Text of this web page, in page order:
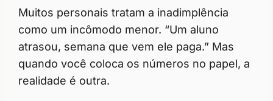
Muitos personais tratam a inadimplência
como um incômodo menor. “Um aluno
atrasou, semana que vem ele paga.” Mas
quando você coloca os números no papel, a
realidade é outra.